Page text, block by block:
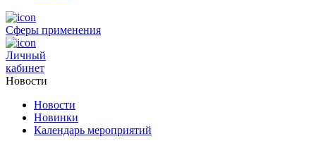
Сферы применения
Личный
кабинет
Новости
Новости
Новинки
Календарь мероприятий